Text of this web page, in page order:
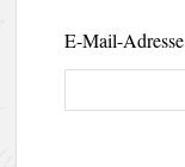
E-Mail-Adresse